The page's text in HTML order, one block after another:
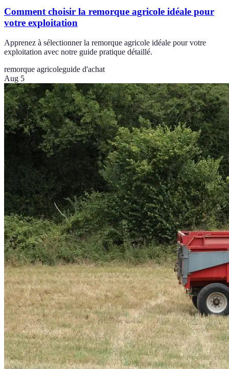
Comment choisir la remorque agricole idéale pour
votre exploitation
Apprenez à sélectionner la remorque agricole idéale pour votre
exploitation avec notre guide pratique détaillé.
remorque agricoleguide d'achat
Aug 5